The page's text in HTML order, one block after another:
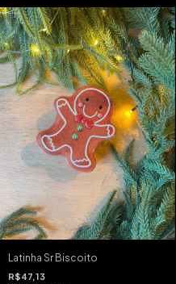
Latinha Sr Biscoito
R$47,13